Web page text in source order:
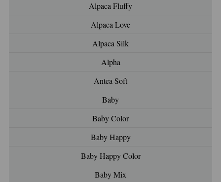
Alpaca Fluffy
Alpaca Love
Alpaca Silk
Alpha
Antea Soft
Baby
Baby Color
Baby Happy
Baby Happy Color
Baby Mix